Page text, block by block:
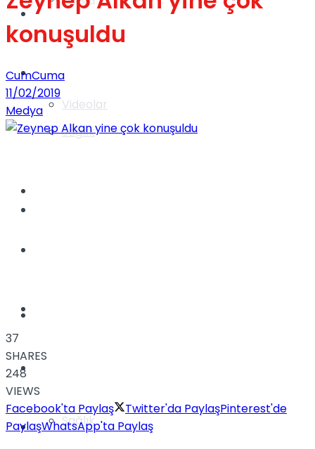
Videolar
Sağlık
Gündem
Yaşam
Sağlık
Müzik
konuşuldu
CumCuma
11/02/2019
Medya
37
SHARES
248
VIEWS
Facebook'ta Paylaş
Twitter'da PaylaşPinterest'de
PaylaşWhatsApp'ta Paylaş